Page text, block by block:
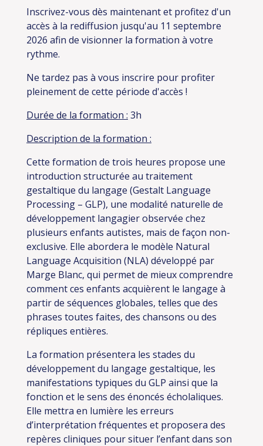
Inscrivez-vous dès maintenant et profitez d'un
accès à la rediffusion jusqu'au 11 septembre
2026 afin de visionner la formation à votre
rythme.
Ne tardez pas à vous inscrire pour profiter
pleinement de cette période d'accès !
Durée de la formation : 3h
Description de la formation :
Cette formation de trois heures propose une
introduction structurée au traitement
gestaltique du langage (Gestalt Language
Processing – GLP), une modalité naturelle de
développement langagier observée chez
plusieurs enfants autistes, mais de façon non-
exclusive. Elle abordera le modèle Natural
Language Acquisition (NLA) développé par
Marge Blanc, qui permet de mieux comprendre
comment ces enfants acquièrent le langage à
partir de séquences globales, telles que des
phrases toutes faites, des chansons ou des
répliques entières.
La formation présentera les stades du
développement du langage gestaltique, les
manifestations typiques du GLP ainsi que la
fonction et le sens des énoncés écholaliques.
Elle mettra en lumière les erreurs
d’interprétation fréquentes et proposera des
repères cliniques pour situer l’enfant dans son